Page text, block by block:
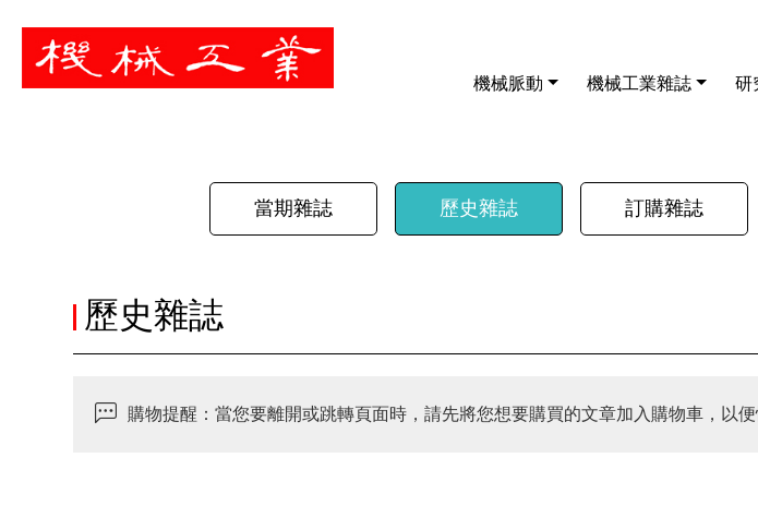
機械脈動 機械工業雜誌 研
暫停
當期雜誌 歷史雜誌 訂購雜誌
歷史雜誌
購物提醒：當您要離開或跳轉頁面時，請先將您想要購買的文章加入購物車，以